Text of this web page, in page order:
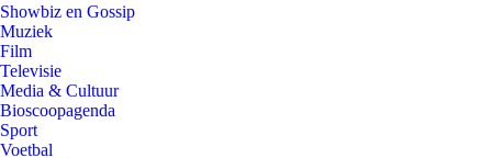
Showbiz en Gossip
Muziek
Film
Televisie
Media & Cultuur
Bioscoopagenda
Sport
Voetbal